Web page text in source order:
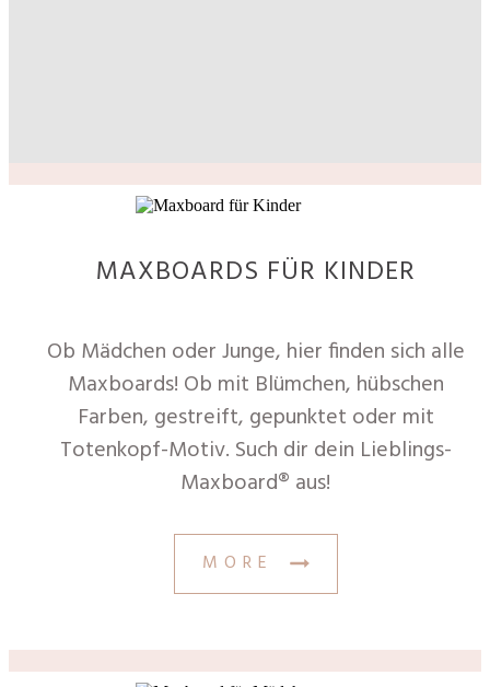
MAXBOARDS FÜR KINDER
Ob Mädchen oder Junge, hier finden sich alle
Maxboards! Ob mit Blümchen, hübschen
Farben, gestreift, gepunktet oder mit
Totenkopf-Motiv. Such dir dein Lieblings-
Maxboard® aus!
MORE